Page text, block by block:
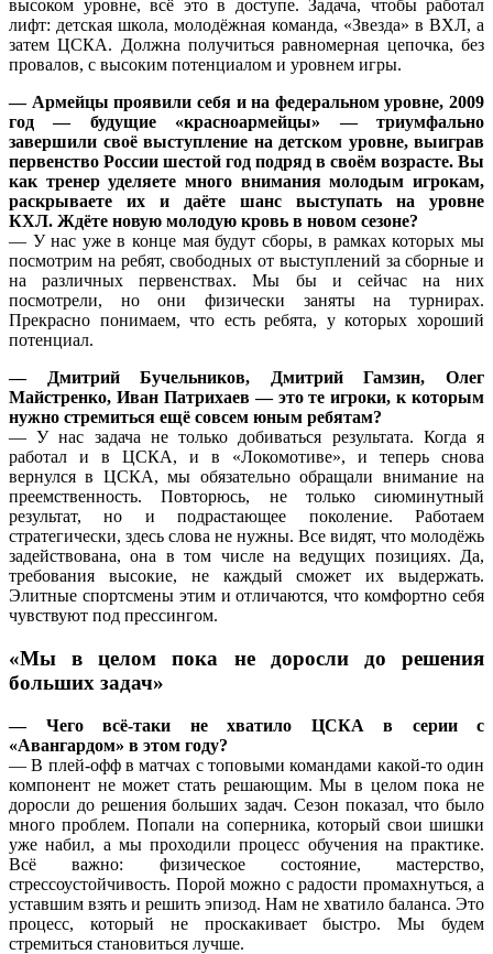
высоком уровне, всё это в доступе. Задача, чтобы работал
лифт: детская школа, молодёжная команда, «Звезда» в ВХЛ, а
затем ЦСКА. Должна получиться равномерная цепочка, без
провалов, с высоким потенциалом и уровнем игры.
— Армейцы проявили себя и на федеральном уровне, 2009
год — будущие «красноармейцы» — триумфально
завершили своё выступление на детском уровне, выиграв
первенство России шестой год подряд в своём возрасте. Вы
как тренер уделяете много внимания молодым игрокам,
раскрываете их и даёте шанс выступать на уровне
КХЛ. Ждёте новую молодую кровь в новом сезоне?
— У нас уже в конце мая будут сборы, в рамках которых мы
посмотрим на ребят, свободных от выступлений за сборные и
на различных первенствах. Мы бы и сейчас на них
посмотрели, но они физически заняты на турнирах.
Прекрасно понимаем, что есть ребята, у которых хороший
потенциал.
— Дмитрий Бучельников, Дмитрий Гамзин, Олег
Майстренко, Иван Патрихаев — это те игроки, к которым
нужно стремиться ещё совсем юным ребятам?
— У нас задача не только добиваться результата. Когда я
работал и в ЦСКА, и в «Локомотиве», и теперь снова
вернулся в ЦСКА, мы обязательно обращали внимание на
преемственность. Повторюсь, не только сиюминутный
результат, но и подрастающее поколение. Работаем
стратегически, здесь слова не нужны. Все видят, что молодёжь
задействована, она в том числе на ведущих позициях. Да,
требования высокие, не каждый сможет их выдержать.
Элитные спортсмены этим и отличаются, что комфортно себя
чувствуют под прессингом.
«Мы в целом пока не доросли до решения
больших задач»
— Чего всё-таки не хватило ЦСКА в серии с
«Авангардом» в этом году?
— В плей-офф в матчах с топовыми командами какой-то один
компонент не может стать решающим. Мы в целом пока не
доросли до решения больших задач. Сезон показал, что было
много проблем. Попали на соперника, который свои шишки
уже набил, а мы проходили процесс обучения на практике.
Всё важно: физическое состояние, мастерство,
стрессоустойчивость. Порой можно с радости промахнуться, а
уставшим взять и решить эпизод. Нам не хватило баланса. Это
процесс, который не проскакивает быстро. Мы будем
стремиться становиться лучше.